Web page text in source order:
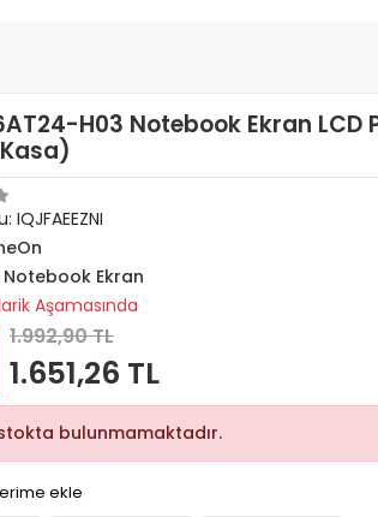
H03 Notebook Ekran LCD
IQJFAEEZNI
Notebook Ekran
Aşamasında
1.992,90 TL
1.651,26 TL
bulunmamaktadır.
ekle